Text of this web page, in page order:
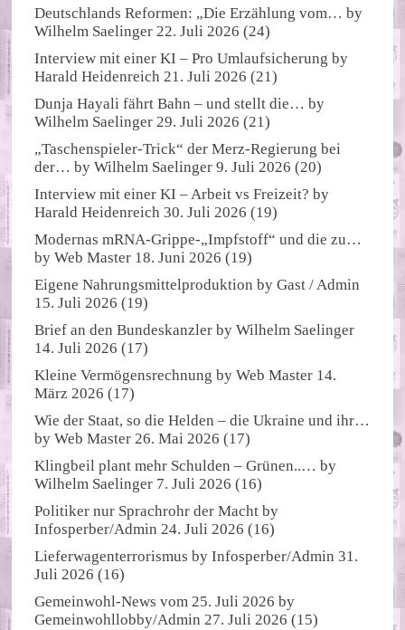
Deutschlands Reformen: „Die Erzählung vom… by
Wilhelm Saelinger 22. Juli 2026 (24)
Interview mit einer KI – Pro Umlaufsicherung by
Harald Heidenreich 21. Juli 2026 (21)
Dunja Hayali fährt Bahn – und stellt die… by
Wilhelm Saelinger 29. Juli 2026 (21)
„Taschenspieler-Trick“ der Merz-Regierung bei
der… byWilhelm Saelinger 9. Juli 2026 (20)
Interview mit einer KI – Arbeit vs Freizeit? by
Harald Heidenreich 30. Juli 2026 (19)
Modernas mRNA-Grippe-„Impfstoff“ und die zu…
byWeb Master 18. Juni 2026 (19)
Eigene Nahrungsmittelproduktion byGast / Admin
15. Juli 2026 (19)
Brief an den Bundeskanzler byWilhelm Saelinger
14. Juli 2026 (17)
Kleine Vermögensrechnung byWeb Master 14.
März 2026 (17)
Wie der Staat, so die Helden – die Ukraine und ihr…
byWeb Master 26. Mai 2026 (17)
Klingbeil plant mehr Schulden – Grünen..… by
Wilhelm Saelinger 7. Juli 2026 (16)
Politiker nur Sprachrohr der Macht by
Infosperber/Admin 24. Juli 2026 (16)
Lieferwagenterrorismus byInfosperber/Admin 31.
Juli 2026 (16)
Gemeinwohl-News vom 25. Juli 2026 by
Gemeinwohllobby/Admin 27. Juli 2026 (15)